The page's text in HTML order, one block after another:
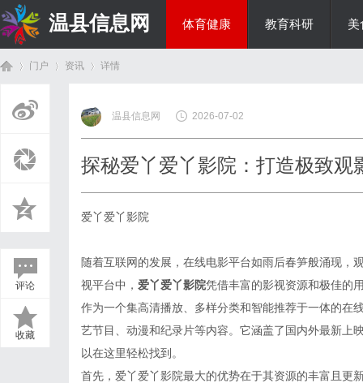
温县信息网 体育健康 教育科研 美
门户 资讯
›
详情
评论
收藏
温县信息网 2026-07-02
探秘爱丫爱丫影院：打造极致观
爱丫爱丫影院
随着互联网的发展，在线电影平台如雨后春笋般涌现，
视平台中， 爱丫爱丫影院凭借丰富的影视资源和极佳的
作为一个集高清播放、多样分类和智能推荐于一体的在
艺节目、动漫和纪录片等内容。它涵盖了国内外最新上
以在这里轻松找到。
首先，爱丫爱丫影院最大的优势在于其资源的丰富且更